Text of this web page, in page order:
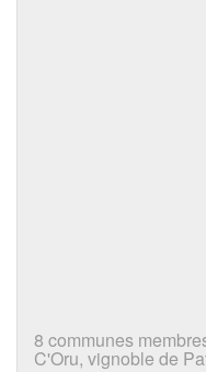
8 communes
C'Oru, vignoble de